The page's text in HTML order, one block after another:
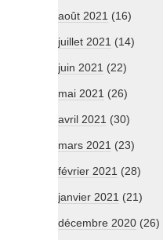
août 2021 (16)
juillet 2021 (14)
juin 2021 (22)
mai 2021 (26)
avril 2021 (30)
mars 2021 (23)
février 2021 (28)
janvier 2021 (21)
décembre 2020 (26)